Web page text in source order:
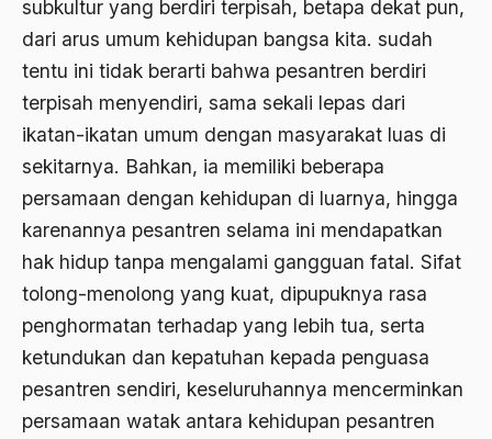
subkultur yang berdiri terpisah, betapa dekat pun,
dari arus umum kehidupan bangsa kita. sudah
tentu ini tidak berarti bahwa pesantren berdiri
terpisah menyendiri, sama sekali lepas dari
ikatan-ikatan umum dengan masyarakat luas di
sekitarnya. Bahkan, ia memiliki beberapa
persamaan dengan kehidupan di luarnya, hingga
karenannya pesantren selama ini mendapatkan
hak hidup tanpa mengalami gangguan fatal. Sifat
tolong-menolong yang kuat, dipupuknya rasa
penghormatan terhadap yang lebih tua, serta
ketundukan dan kepatuhan kepada penguasa
pesantren sendiri, keseluruhannya mencerminkan
persamaan watak antara kehidupan pesantren
Agum Gumelar
Agus Miftah
Ahimsa
Ahli
ahli fikih
Ahli waris
ahlul sunnah wal jamaah
Ahlussunnah
Ahlussunnah Wal jamaah
Ahmad Benbella